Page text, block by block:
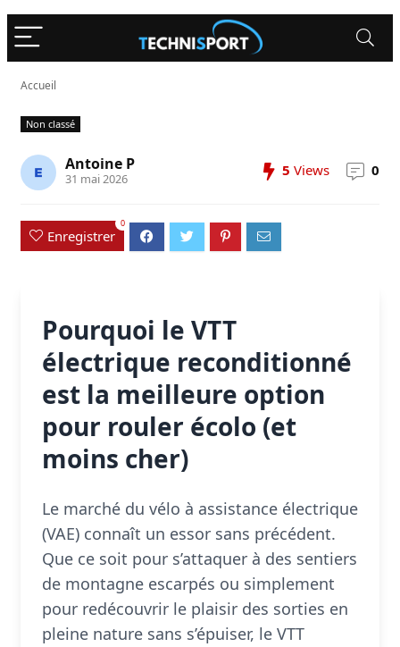
Accueil
Non classé
Antoine P
31 mai 2026 5 Views 0
Enregistrer
0
Pourquoi le VTT
électrique reconditionné
est la meilleure option
pour rouler écolo (et
moins cher)
Le marché du vélo à assistance électrique
(VAE) connaît un essor sans précédent.
Que ce soit pour s’attaquer à des sentiers
de montagne escarpés ou simplement
pour redécouvrir le plaisir des sorties en
pleine nature sans s’épuiser, le VTT